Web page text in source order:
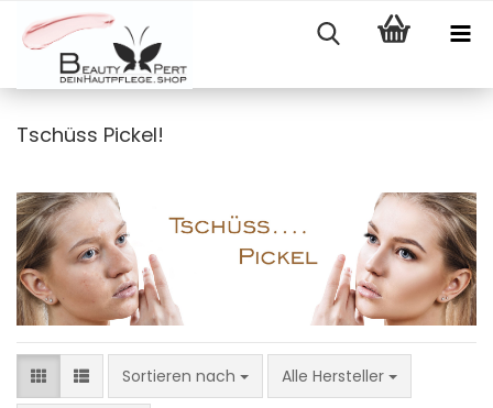
Tschüss Pickel!
Sortieren nach
Sortieren nach Alle Hersteller